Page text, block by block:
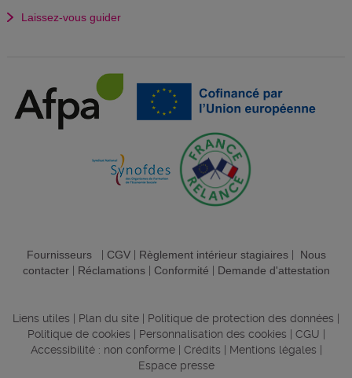
Laissez-vous guider
Fournisseurs| CGV| Règlement intérieur stagiaires| Nous
contacter| Réclamations| Conformité Demande d'attestation
Liens utiles Plan du site Politique de protection des données
Politique de cookies
Personnalisation des cookies CGU
Accessibilité : non conforme| Crédits Mentions légales
Espace presse